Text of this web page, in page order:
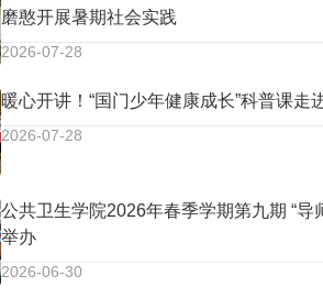
磨憨开展暑期社会实践
2026-07-28
暖心开讲！“国门少年健康成长”科普课走
2026-07-28
公共卫生学院2026年春季学期第九期 “导
举办
2026-06-30